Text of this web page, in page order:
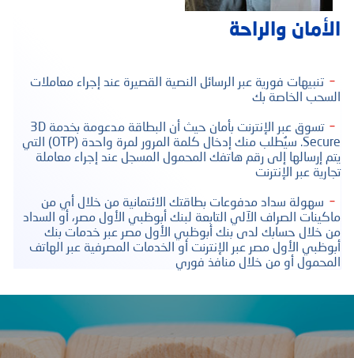
الأمان والراحة
تنبيهات فورية عبر الرسائل النصية القصيرة عند إجراء معاملات
السحب الخاصة بك
تسوق عبر الإنترنت بأمان حيث أن البطاقة مدعومة بخدمة 3D
Secure. سيُطلب منك إدخال كلمة المرور لمرة واحدة (OTP) التي
يتم إرسالها إلى رقم هاتفك المحمول المسجل عند إجراء معاملة
تجارية عبر الإنترنت
سهولة سداد مدفوعات بطاقتك الائتمانية من خلال أي من
ماكينات الصراف الآلي التابعة لبنك أبوظبي الأول مصر، أو السداد
من خلال حسابك لدى بنك أبوظبي الأول مصر عبر خدمات بنك
أبوظبي الأول مصر عبر الإنترنت أو الخدمات المصرفية عبر الهاتف
المحمول أو من خلال منافذ فوري